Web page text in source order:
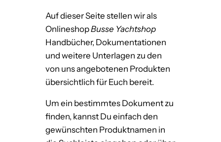
Auf dieser Seite stellen wir als
OnlineshopBusse Yachtshop
Handbücher, Dokumentationen
und weitere Unterlagen zu den
von uns angebotenen Produkten
übersichtlich für Euch bereit.
Um ein bestimmtes Dokument zu
finden, kannst Du einfach den
gewünschten Produktnamen in